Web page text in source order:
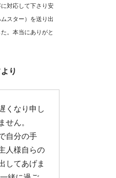
対応して下さり安
スター）を送り出
。本当にありがと
り
くなり申し
せん。
自分の手
人様自らの
してあげま